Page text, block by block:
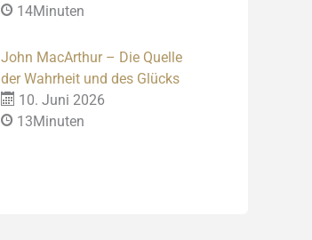
14Minuten
John MacArthur – Die Quelle
der Wahrheit und des Glücks
10. Juni 2026
13Minuten